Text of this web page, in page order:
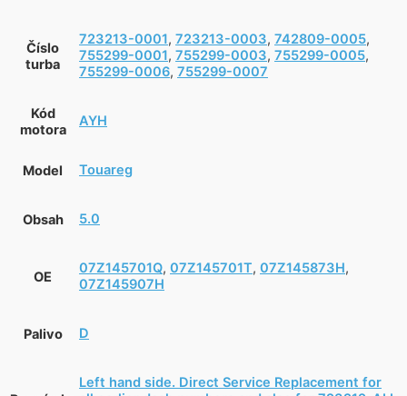
Číslo
turba
723213-0001, 723213-0003, 742809-0005,
755299-0001, 755299-0003, 755299-0005,
755299-0006, 755299-0007
Kód
motora
AYH
Model Touareg
Obsah 5.0
OE
07Z145701Q, 07Z145701T, 07Z145873H,
07Z145907H
Palivo D
Left hand side. Direct Service Replacement for